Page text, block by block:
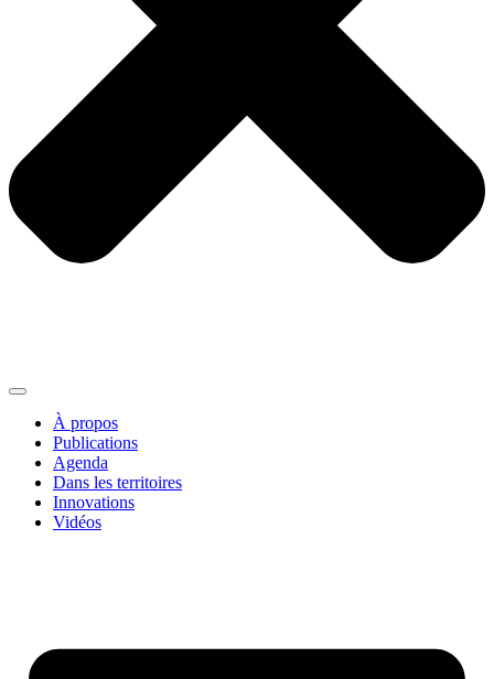
À propos
Publications
Agenda
Dans les territoires
Innovations
Vidéos